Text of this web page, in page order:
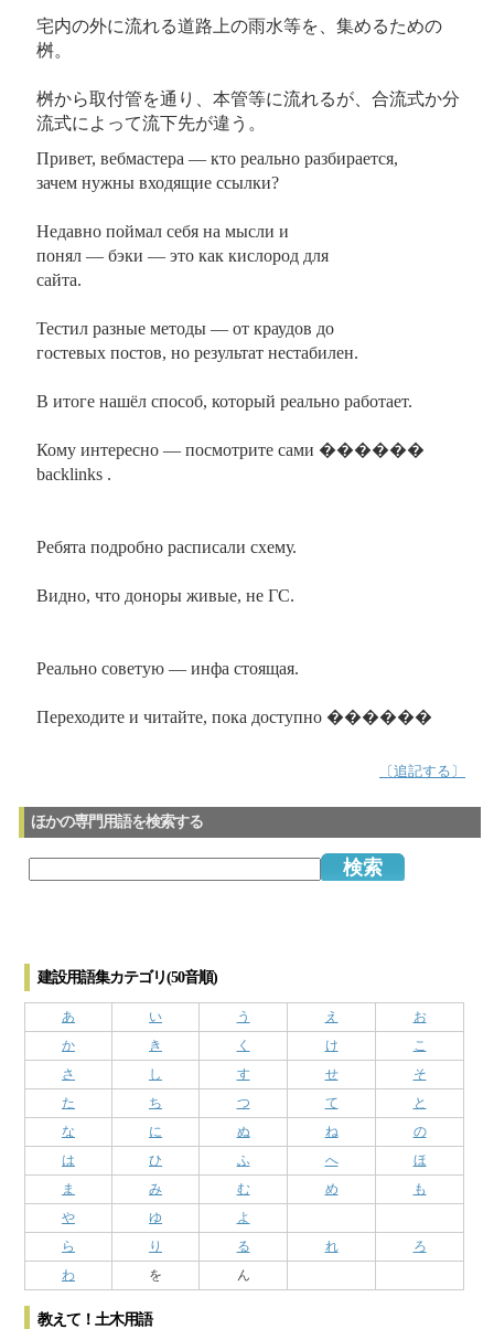
宅内の外に流れる道路上の雨水等を、集めるための
桝。
桝から取付管を通り、本管等に流れるが、合流式か分
流式によって流下先が違う。
Привет, вебмастера — кто реально разбирается,
зачем нужны входящие ссылки?
Недавно поймал себя на мысли и
понял — бэки — это как кислород для
сайта.
Тестил разные методы — от краудов до
гостевых постов, но результат нестабилен.
В итоге нашёл способ, который реально работает.
Кому интересно — посмотрите сами ������
backlinks .
Ребята подробно расписали схему.
Видно, что доноры живые, не ГС.
Реально советую — инфа стоящая.
Переходите и читайте, пока доступно ������
〔追記する〕
ほかの専門用語を検索する
建設用語集カテゴリ(50音順)
あ い う え
お
か
き く け
こ
さ
し す せ
そ
た
ち つ て
と
な
に ぬ ね
の
は
ひ ふ へ
ほ
ま
み む め
も
や
ゆ
よ
ら
り る れ
ろ
わ
を ん
教えて！土木用語